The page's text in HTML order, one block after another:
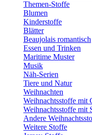
Themen-Stoffe
Blumen
Kinderstoffe
Blätter
Beaujolais romantisch
Essen und Trinken
Maritime Muster
Musik
Näh-Serien
Tiere und Natur
Weihnachten
Weihnachtsstoffe mit
Weihnachtsstoffe mit
Andere
Weitere Stoffe